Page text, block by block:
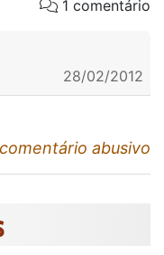
1 comentário
28/02/2012
comentário abusivo